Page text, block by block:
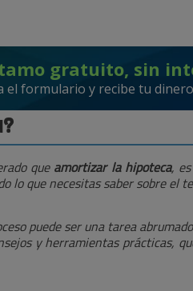
gratuito, sin
el formulario y recibe tu
que amortizar la hipoteca,
lo que necesitas saber sobre el
puede ser una tarea
y herramientas prácticas,